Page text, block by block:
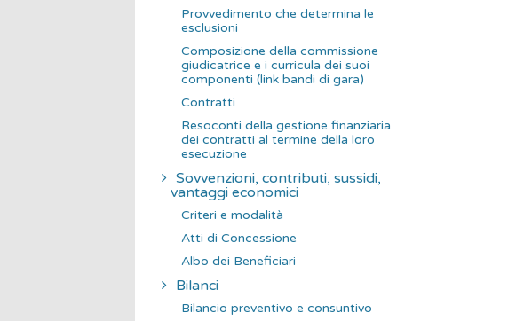
Provvedimento che determina le
esclusioni
Composizione della commissione
giudicatrice e i curricula dei suoi
componenti (link bandi di gara)
Contratti
Resoconti della gestione finanziaria
dei contratti al termine della loro
esecuzione
Sovvenzioni, contributi, sussidi,
vantaggi economici
Criteri e modalità
Atti di Concessione
Albo dei Beneficiari
Bilanci
Bilancio preventivo e consuntivo